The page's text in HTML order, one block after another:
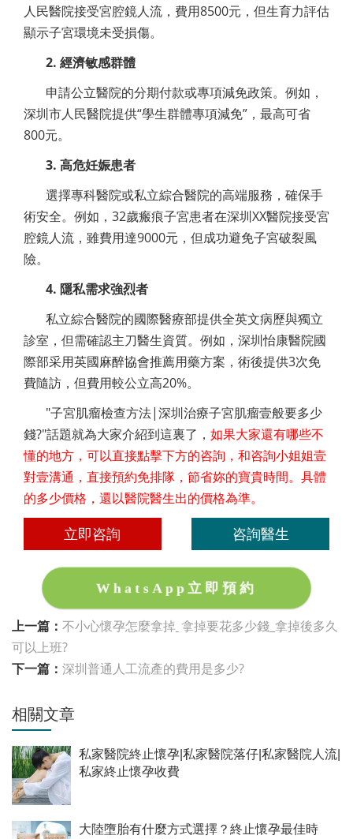
人民醫院接受宮腔鏡人流，費用8500元，但生育力評估
顯示子宮環境未受損傷。
2. 經濟敏感群體
申請公立醫院的分期付款或專項減免政策。例如，
深圳市人民醫院提供“學生群體專項減免”，最高可省
800元。
3. 高危妊娠患者
選擇專科醫院或私立綜合醫院的高端服務，確保手
術安全。例如，32歲瘢痕子宮患者在深圳XX醫院接受宮
腔鏡人流，雖費用達9000元，但成功避免子宮破裂風
險。
4. 隱私需求強烈者
私立綜合醫院的國際醫療部提供全英文病歷與獨立
診室，但需確認主刀醫生資質。例如，深圳怡康醫院國
際部采用英國麻醉協會推薦用藥方案，術後提供3次免
費隨訪，但費用較公立高20%。
"子宮肌瘤檢查方法|深圳治療子宮肌瘤壹般要多少
錢?"話題就為大家介紹到這裏了， 如果大家還有哪些不
懂的地方，可以直接點擊下方的咨詢，和咨詢小姐姐壹
對壹溝通，直接預約免排隊，節省妳的寶貴時間。具體
的多少價格，還以醫院醫生出的價格為準。
立即咨詢 咨詢醫生
WhatsApp立即預約
上一篇： 不小心懷孕怎麼拿掉_拿掉要花多少錢_拿掉後多久
可以上班?
下一篇： 深圳普通人工流產的費用是多少?
相關文章
私家醫院終止懷孕|私家醫院落仔|私家醫院人流|
私家終止懷孕收費
大陸墮胎有什麼方式選擇？終止懷孕最佳時